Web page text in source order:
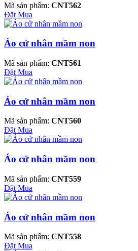
Mã sản phẩm: CNT562
Đặt Mua
Áo cử nhân mầm non
Mã sản phẩm: CNT561
Đặt Mua
Áo cử nhân mầm non
Mã sản phẩm: CNT560
Đặt Mua
Áo cử nhân mầm non
Mã sản phẩm: CNT559
Đặt Mua
Áo cử nhân mầm non
Mã sản phẩm: CNT558
Đặt Mua